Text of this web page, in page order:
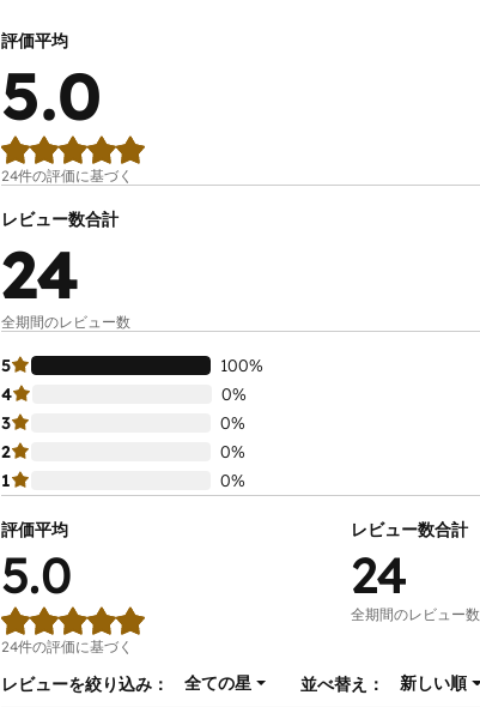
評価平均
5.0
24件の評価に基づく
レビュー数合計
24
全期間のレビュー数
5
100%
4
0%
3
0%
2
0%
1
0%
評価平均
5.0
24件の評価に基づく
レビュー数合計
24
全期間のレビュー数
レビューを絞り込み：
全ての星 並べ替え： 新しい順